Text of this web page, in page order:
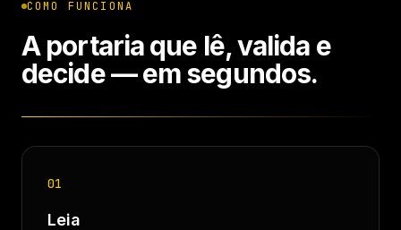
COMO FUNCIONA
A portaria que lê, valida e
decide — em segundos.
01
Leia